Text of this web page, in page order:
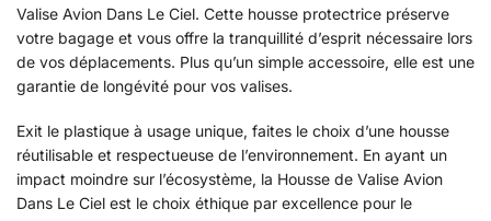
Valise Avion Dans Le Ciel. Cette housse protectrice préserve
votre bagage et vous offre la tranquillité d’esprit nécessaire lors
de vos déplacements. Plus qu’un simple accessoire, elle est une
garantie de longévité pour vos valises.
Exit le plastique à usage unique, faites le choix d’une housse
réutilisable et respectueuse de l’environnement. En ayant un
impact moindre sur l’écosystème, la Housse de Valise Avion
Dans Le Ciel est le choix éthique par excellence pour le